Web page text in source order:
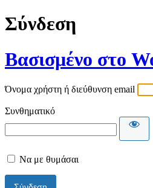
Σύνδεση
Βασισμένο στο
Όνομα χρήστη ή διεύθυνση email
Συνθηματικό
Να με θυμάσαι